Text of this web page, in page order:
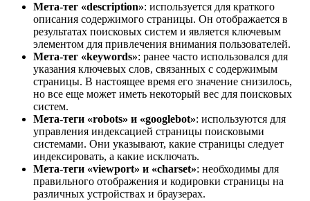
Мета-тег «description»: используется для краткого
описания содержимого страницы. Он отображается в
результатах поисковых систем и является ключевым
элементом для привлечения внимания пользователей.
Мета-тег «keywords»: ранее часто использовался для
указания ключевых слов, связанных с содержимым
страницы. В настоящее время его значение снизилось,
но все еще может иметь некоторый вес для поисковых
систем.
Мета-теги «robots» и «googlebot»: используются для
управления индексацией страницы поисковыми
системами. Они указывают, какие страницы следует
индексировать, а какие исключать.
Мета-теги «viewport» и «charset»: необходимы для
правильного отображения и кодировки страницы на
различных устройствах и браузерах.